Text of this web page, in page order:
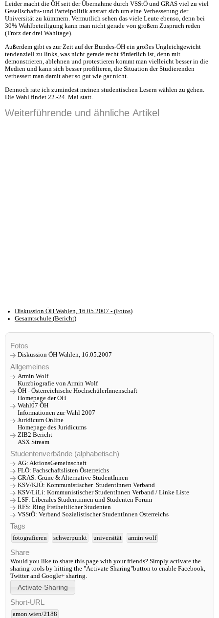
Leider macht die ÖH seit der Übernahme durch VSStÖ und GRAS viel zu viel
Gesellschafts- und Parteipolitik anstatt sich um eine Verbesserung der
Universität zu kümmern. Vermutlich sehen das viele Leute ebenso, denn bei
30% Wahlbeteiligung kann man nicht gerade von großem Zuspruch reden
(Trotz der drei Wahltage).
Außerdem gibt es zur Zeit auf der Bundes-ÖH ein großes Ungleichgewicht
tendenziell zu links, was nicht gerade recht förderlich ist, denn mit
demonstrieren, ablehnen und protestieren kommt man vielleicht besser in die
Medien und kann sich besser profilieren, die Situation der Studierenden
verbessert man damit aber so gut wie gar nicht.
Dennoch rate ich zumindest meinen studentischen Lesern wählen zu gehen.
Die Wahl findet 22.-24. Mai statt.
Weiterführende und ähnliche Artikel
Diskussion ÖH Wahlen, 16.05.2007 - (Fotos)
Gesamtschule (Bericht)
Fotos
Diskussion ÖH Wahlen, 16.05.2007
Allgemeines
Armin Wolf
Kurzbiografie von Armin Wolf
ÖH - Österreichische HochschülerInnenschaft
Homepage der ÖH
Wahl07 ÖH
Informationen zur Wahl 2007
Juridicum Online
Homepage des Juridicums
ZIB2 Bericht
ASX Stream
Studentenverbände (alphabetisch)
AG: AktionsGemeinschaft
FLÖ: Fachschaftslisten Österreichs
GRAS: Grüne & Alternative StudentInnen
KSV/KJÖ: Kommunistischer StudentInnen Verband
KSV/LiLi: Kommunistischer StudentInnen Verband / Linke Liste
LSF: Liberales Studentinnen und Studenten Forum
RFS: Ring Freiheitlicher Studenten
VSStÖ: Verband Sozialistischer StudentInnen Österreichs
Tags
fotografieren schwerpunkt universität armin wolf
Share
Would you like to share this page with your friends? Simply activate the
sharing tools by hitting the "Activate Sharing"button to enable Facebook,
Twitter and Google+ sharing.
Short-URL
amon.wien/2188